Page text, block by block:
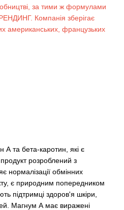
за тими ж формулами
Компанія зберігає
американських, французьких
А та бета-каротин, які є
розроблений з
нормалізації обмінних
є природним попередником
підтримці здоров'я шкіри,
Магнум А має виражені